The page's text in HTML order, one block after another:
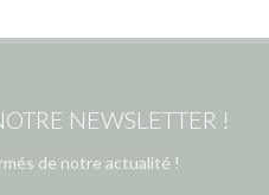
NEWSLETTER !
de notre actualité !